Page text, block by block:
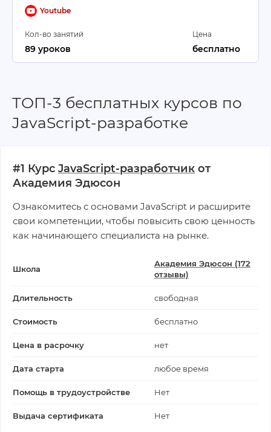
Youtube
Кол-во занятий
89 уроков
Цена
бесплатно
ТОП-3 бесплатных курсов по
JavaScript-разработке
#1 Курс JavaScript-разработчик от
Академия Эдюсон
Ознакомитесь с основами JavaScript и расширите
свои компетенции, чтобы повысить свою ценность
как начинающего специалиста на рынке.
Школа
Академия Эдюсон (172
отзывы)
Длительность свободная
Стоимость бесплатно
Цена в расрочку нет
Дата старта любое время
Помощь в трудоустройстве Нет
Выдача сертификата Нет